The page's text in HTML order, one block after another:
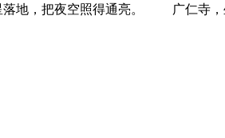
落地，把夜空照得通亮。 广仁寺，